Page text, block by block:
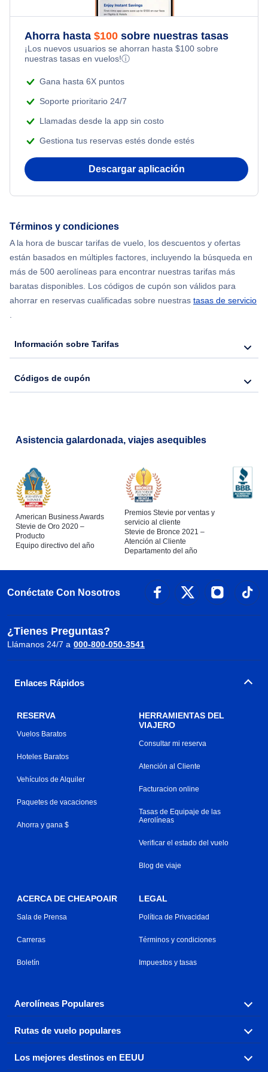
Ahorra hasta $100 sobre nuestras tasas
¡Los nuevos usuarios se ahorran hasta $100 sobre
nuestras tasas en vuelos!ⓘ
Gana hasta 6X puntos
Soporte prioritario 24/7
Llamadas desde la app sin costo
Gestiona tus reservas estés donde estés
Descargar aplicación
Términos y condiciones
A la hora de buscar tarifas de vuelo, los descuentos y ofertas
están basados en múltiples factores, incluyendo la búsqueda en
más de 500 aerolíneas para encontrar nuestras tarifas más
baratas disponibles. Los códigos de cupón son válidos para
ahorrar en reservas cualificadas sobre nuestras tasas de servicio
.
Información sobre Tarifas
Códigos de cupón
Asistencia galardonada, viajes asequibles
American Business Awards
Stevie de Oro 2020 –
Producto
Equipo directivo del año
Premios Stevie por ventas y
servicio al cliente
Stevie de Bronce 2021 –
Atención al Cliente
Departamento del año
Conéctate Con Nosotros
¿Tienes Preguntas?
Llámanos 24/7 a 000-800-050-3541
Enlaces Rápidos
RESERVA
Vuelos Baratos
Hoteles Baratos
Vehículos de Alquiler
Paquetes de vacaciones
Ahorra y gana $
HERRAMIENTAS DEL
VIAJERO
Consultar mi reserva
Atención al Cliente
Facturacion online
Tasas de Equipaje de las
Aerolíneas
Verificar el estado del vuelo
Blog de viaje
ACERCA DE CHEAPOAIR
Sala de Prensa
Carreras
Boletín
LEGAL
Política de Privacidad
Términos y condiciones
Impuestos y tasas
Aerolíneas Populares
Explora nuestras opciones de tarifas aéreas baratas por
aerolínea, con más de 500 opciones para elegir.
Aeromexico
Rutas de vuelo populares
Reserva una de nuestras rutas de vuelo más populares
Los mejores destinos en EEUU